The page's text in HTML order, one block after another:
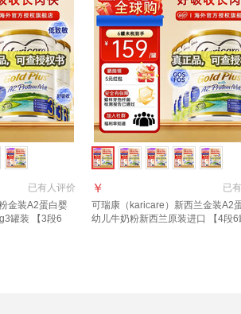
已有人评价
金装A2蛋白婴
罐装 【3段6
已有
￥
可瑞康（karicare）新西兰金装A2
幼儿牛奶粉新西兰原装进口 【4段6